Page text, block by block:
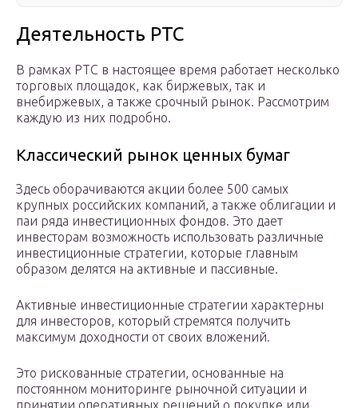
Деятельность РТС
В рамках РТС в настоящее время работает несколько
торговых площадок, как биржевых, так и
внебиржевых, а также срочный рынок. Рассмотрим
каждую из них подробно.
Классический рынок ценных бумаг
Здесь оборачиваются акции более 500 самых
крупных российских компаний, а также облигации и
паи ряда инвестиционных фондов. Это дает
инвесторам возможность использовать различные
инвестиционные стратегии, которые главным
образом делятся на активные и пассивные.
Активные инвестиционные стратегии характерны
для инвесторов, который стремятся получить
максимум доходности от своих вложений.
Это рискованные стратегии, основанные на
постоянном мониторинге рыночной ситуации и
принятии оперативных решений о покупке или